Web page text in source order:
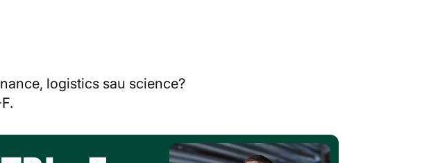
logistics sau science?